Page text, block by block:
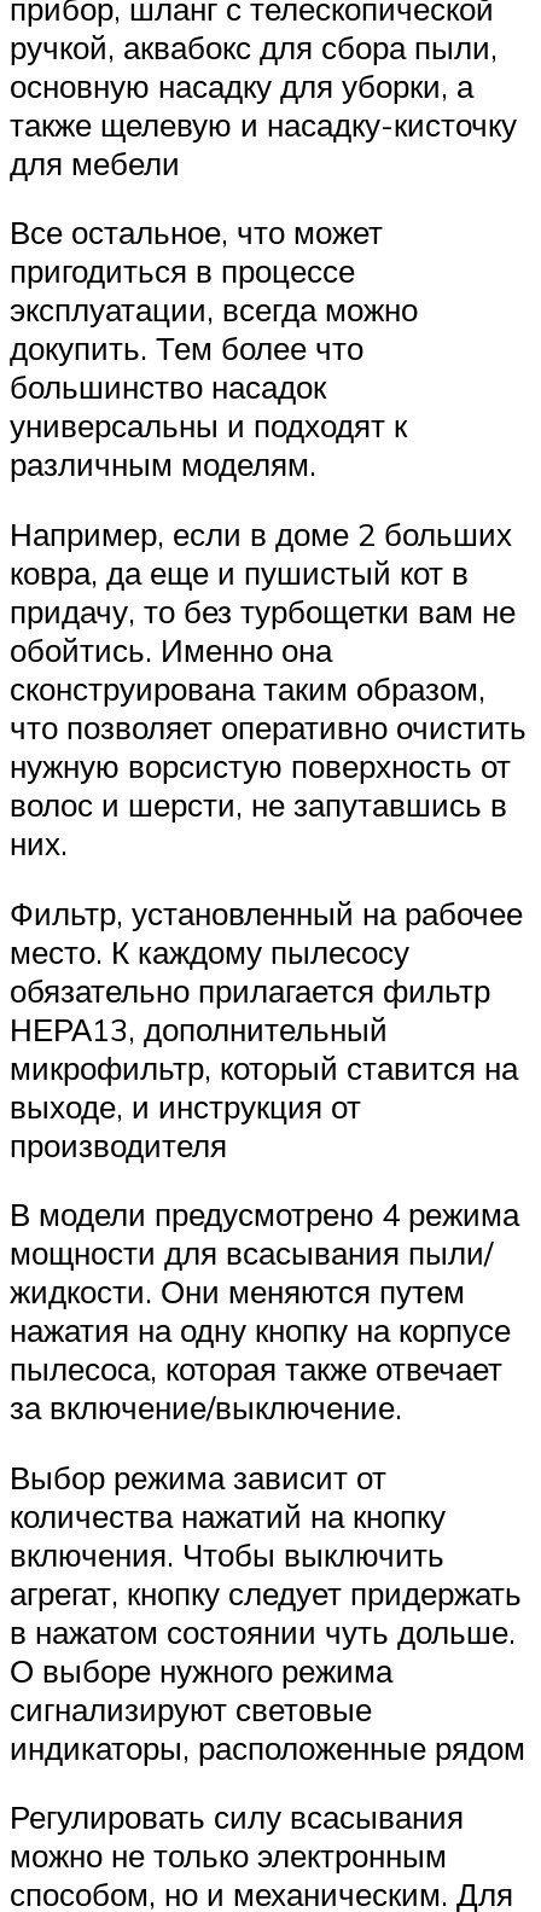
прибор, шланг с телескопической
ручкой, аквабокс для сбора пыли,
основную насадку для уборки, а
также щелевую и насадку-кисточку
для мебели
Все остальное, что может
пригодиться в процессе
эксплуатации, всегда можно
докупить. Тем более что
большинство насадок
универсальны и подходят к
различным моделям.
Например, если в доме 2 больших
ковра, да еще и пушистый кот в
придачу, то без турбощетки вам не
обойтись. Именно она
сконструирована таким образом,
что позволяет оперативно очистить
нужную ворсистую поверхность от
волос и шерсти, не запутавшись в
них.
Фильтр, установленный на рабочее
место. К каждому пылесосу
обязательно прилагается фильтр
НЕРА13, дополнительный
микрофильтр, который ставится на
выходе, и инструкция от
производителя
В модели предусмотрено 4 режима
мощности для всасывания пыли/
жидкости. Они меняются путем
нажатия на одну кнопку на корпусе
пылесоса, которая также отвечает
за включение/выключение.
Выбор режима зависит от
количества нажатий на кнопку
включения. Чтобы выключить
агрегат, кнопку следует придержать
в нажатом состоянии чуть дольше.
О выборе нужного режима
сигнализируют световые
индикаторы, расположенные рядом
Регулировать силу всасывания
можно не только электронным
способом, но и механическим. Для